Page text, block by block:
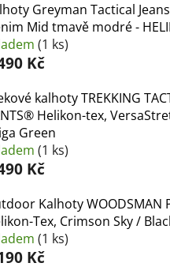
Greyman Tactical
Mid tmavě modré -
(1 ks)
Kč
kalhoty TREKKING
Helikon-tex,
Green
(1 ks)
Kč
Kalhoty WOODSMAN
Tex, Crimson Sky /
(1 ks)
Kč